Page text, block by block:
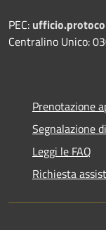
PEC:
Centralino Unico:
Prenotazione
Segnalazione
Leggi le FAQ
Richiesta